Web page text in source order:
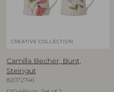
CREATIVE COLLECTION
Camilla Becher, Bunt,
Steingut
82072746